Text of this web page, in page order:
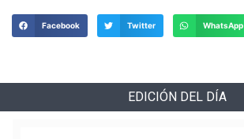
Facebook Twitter WhatsApp
EDICIÓN DEL DÍA